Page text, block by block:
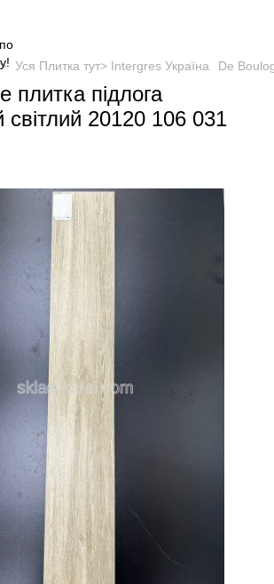
Уся Плитка тут> Intergres Україна De
плитка підлога
світлий 20120 106 031